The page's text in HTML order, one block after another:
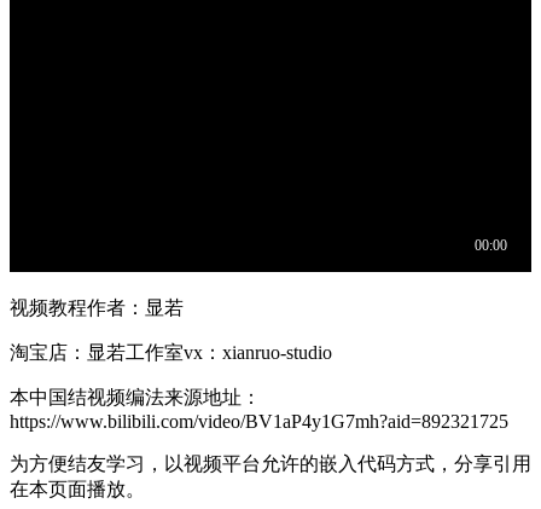
视频教程作者：显若
淘宝店：显若工作室vx：xianruo-studio
本中国结视频编法来源地址：
https://www.bilibili.com/video/BV1aP4y1G7mh?aid=892321725
为方便结友学习，以视频平台允许的嵌入代码方式，分享引用
在本页面播放。